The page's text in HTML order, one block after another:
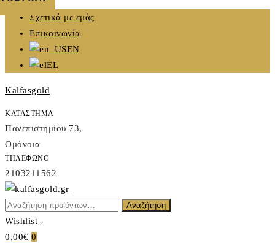
Skip
content
Σχετικά με εμάς
Επικοινωνία
EN
EL
Kalfasgold
ΚΑΤΑΣΤΗΜΑ
Πανεπιστημίου 73,
Ομόνοια
ΤΗΛΕΦΩΝΟ
2103211562
KALFASGOLD
Kalfasgold
Αναζήτηση
για:
Αναζήτηση
Wishlist -
0,00€ 0